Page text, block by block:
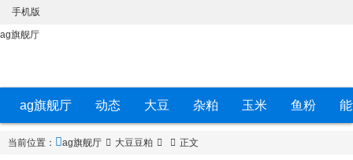
手机版
ag旗舰厅
ag旗舰厅 动态 大豆 杂粕 玉米 鱼粉
当前位置： ag旗舰厅 大豆豆粕 正文